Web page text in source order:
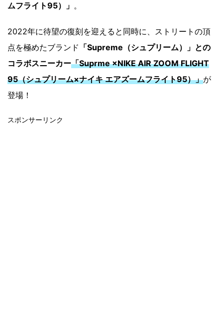
ムフライト95）」 。
2022年に待望の復刻を迎えると同時に、ストリートの頂
点を極めたブランド 「Supreme（シュプリーム）」との
コラボスニーカー「Suprme ×NIKE AIR ZOOM FLIGHT
95（シュプリーム×ナイキ エアズームフライト95）」が
登場！
スポンサーリンク